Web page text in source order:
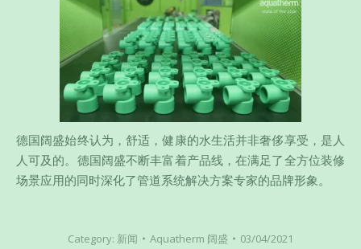
德国阔盛始终认为，舒适，健康的水生活并非奢侈享受，是人
人可及的。德国阔盛不断丰富着产品线，在满足了全方位装修
场景应用的同时深化了管道系统解决方案专家的品牌形象。
Category: 新闻 Aquatherm 阔盛 03/04/2021